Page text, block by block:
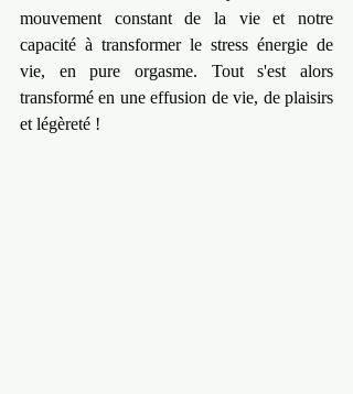
mouvement constant de la vie et notre
capacité à transformer le stress énergie de
vie, en pure orgasme. Tout s'est alors
transformé en une effusion de vie, de plaisirs
et légèreté !